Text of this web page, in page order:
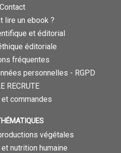
Contact
lire un ebook ?
et éditorial
éditoriale
fréquentes
personnelles - RGPD
RECRUTE
commandes
végétales
nutrition humaine